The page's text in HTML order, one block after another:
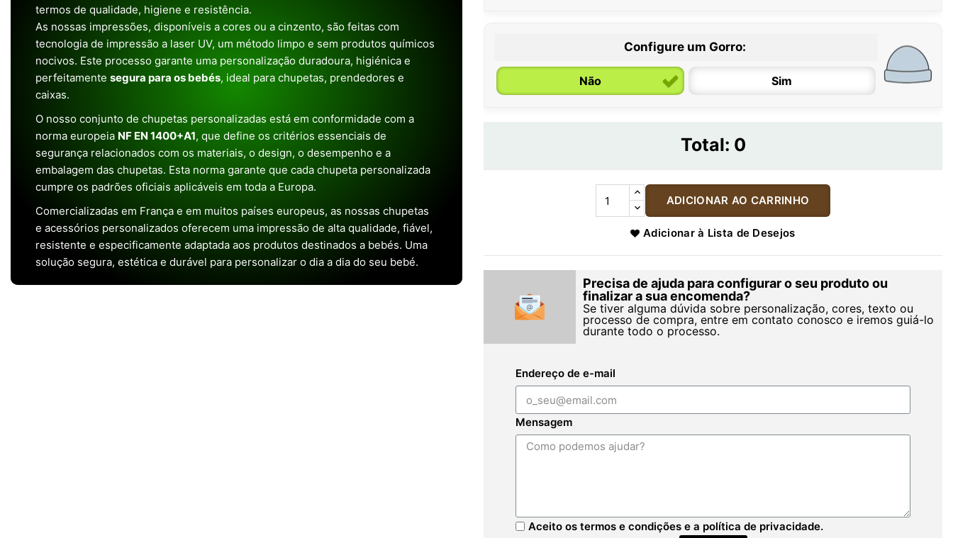
termos de qualidade, higiene e resistência.
As nossas impressões, disponíveis a cores ou a cinzento, são feitas com
tecnologia de impressão a laser UV, um método limpo e sem produtos químicos
nocivos. Este processo garante uma personalização duradoura, higiénica e
perfeitamente segura para os bebés, ideal para chupetas, prendedores e
caixas.
O nosso conjunto de chupetas personalizadas está em conformidade com a
norma europeia NF EN 1400+A1, que define os critérios essenciais de
segurança relacionados com os materiais, o design, o desempenho e a
embalagem das chupetas. Esta norma garante que cada chupeta personalizada
cumpre os padrões oficiais aplicáveis em toda a Europa.
Comercializadas em França e em muitos países europeus, as nossas chupetas
e acessórios personalizados oferecem uma impressão de alta qualidade, fiável,
resistente e especificamente adaptada aos produtos destinados a bebés. Uma
solução segura, estética e durável para personalizar o dia a dia do seu bebé.
Configure um Gorro:
Não Sim
Total: 0
ADICIONAR AO CARRINHO
Adicionar à Lista de Desejos
Precisa de ajuda para configurar o seu produto ou
finalizar a sua encomenda?
Se tiver alguma dúvida sobre personalização, cores, texto ou
processo de compra, entre em contato conosco e iremos guiá-lo
durante todo o processo.
Endereço de e-mail
Mensagem
Aceito os termos e condições e a política de privacidade.